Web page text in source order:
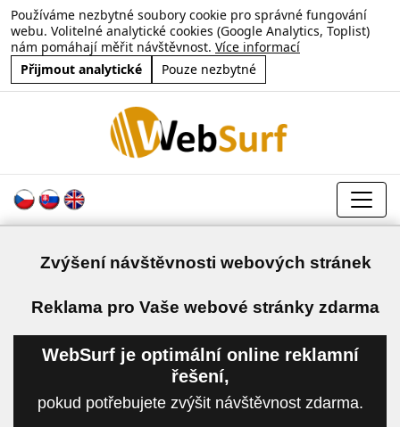
Používáme nezbytné soubory cookie pro správné fungování
webu. Volitelné analytické cookies (Google Analytics, Toplist)
nám pomáhají měřit návštěvnost. Více informací
Přijmout analytické
Pouze nezbytné
Zvýšení návštěvnosti webových stránek
Reklama pro Vaše webové stránky zdarma
WebSurf je optimální online reklamní
řešení,
pokud potřebujete zvýšit návštěvnost zdarma.